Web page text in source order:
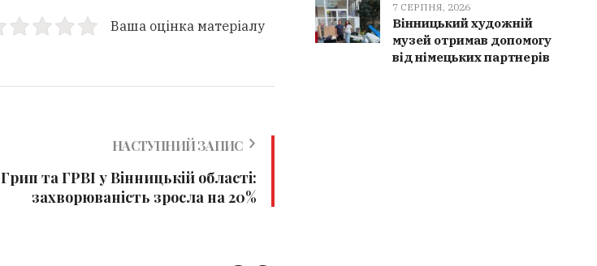
Ваша оцінка матеріалу
НАСТУПНИЙ ЗАПИС
Грип та ГРВІ у Вінницькій області:
захворюваність зросла на 20%
7 СЕРПНЯ, 2026
Вінницький художній
музей отримав допомогу
від німецьких партнерів